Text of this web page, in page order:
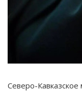
Северо-